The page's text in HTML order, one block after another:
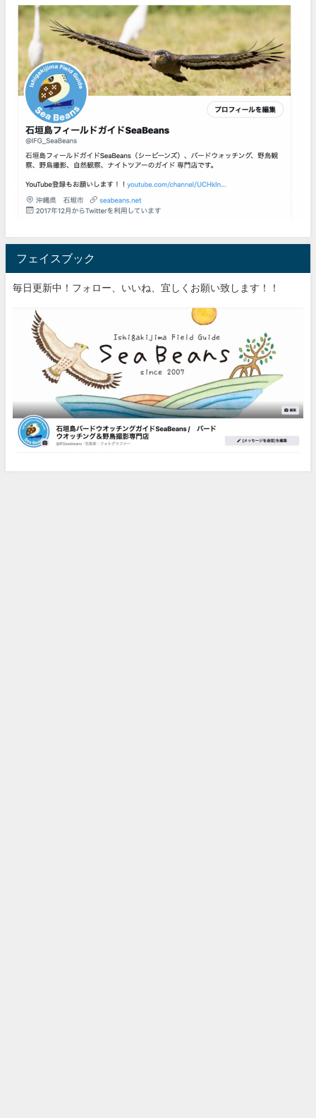
フェイスブック
毎日更新中！フォロー、いいね、宜しくお願い致します！！